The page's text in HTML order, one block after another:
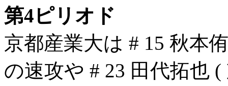
第4ピリオド
京都産業大は # 15 秋本
の速攻や # 23 田代拓也